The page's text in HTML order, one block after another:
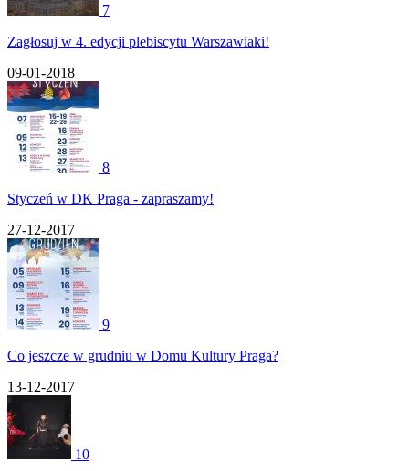
7
Zagłosuj w 4. edycji plebiscytu Warszawiaki!
09-01-2018
8
Styczeń w DK Praga - zapraszamy!
27-12-2017
9
Co jeszcze w grudniu w Domu Kultury Praga?
13-12-2017
10